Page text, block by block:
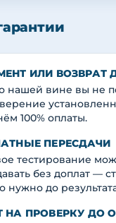
ИЛИ ВОЗВРАТ
нашей вине вы не
100% оплаты.
ПЕРЕСДАЧИ
тестирование
без доплат —
нужно до
НА ПРОВЕРКУ ДО